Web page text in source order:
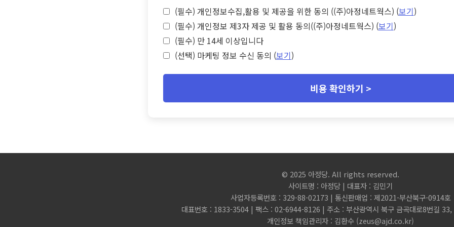
(필수) 개인정보수집,활용 및 제공을 위한 동의 ((주)아정네트웍스) (보기)
(필수) 개인정보 제3자 제공 및 활용 동의((주)아정네트웍스) (보기)
(필수) 만 14세 이상입니다
(선택) 마케팅 정보 수신 동의 (보기)
비용 확인하기 >
© 2025 아정당. All rights reserved.
사이트명 : 아정당 | 대표자 : 김민기
사업자등록번호 : 329-88-02173 | 통신판매업 : 제2021-부산북구-0914호
대표번호 : 1833-3504 | 팩스 : 02-6944-8126 | 주소 : 부산광역시 북구 금곡대로8번길 33,
개인정보 책임관리자 : 김환수 (zeus@ajd.co.kr)